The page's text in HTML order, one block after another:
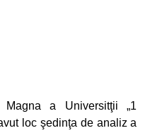
a Universitţii „1
loc şedinţa de analiz a